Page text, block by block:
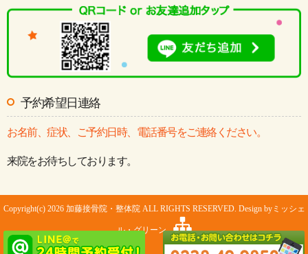
予約希望日連絡
お名前、症状、ご予約日時、電話番号をご連絡ください。
来院をお待ちしております。
Copyright(c) 2026 加藤接骨院・整体院 ALL RIGHTS RESERVED. Design byミッシェ
ル・グリーン